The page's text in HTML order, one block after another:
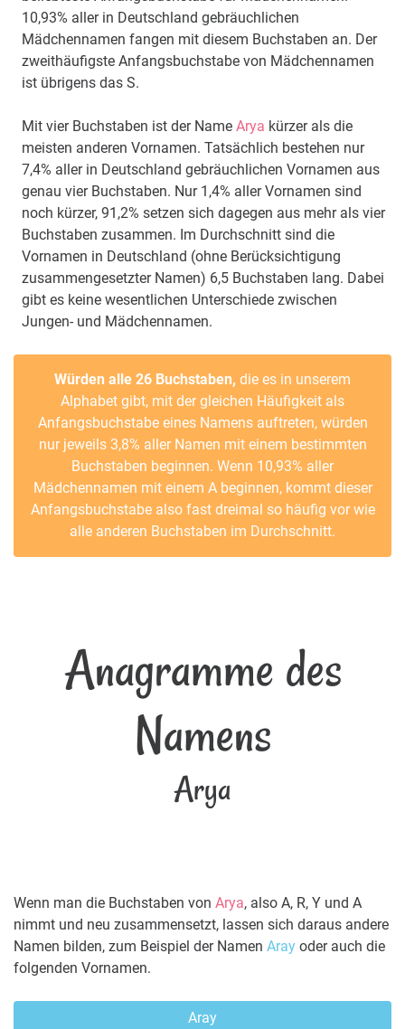
10,93% aller in Deutschland gebräuchlichen
Mädchennamen fangen mit diesem Buchstaben an. Der
zweithäufigste Anfangsbuchstabe von Mädchennamen
ist übrigens das S.
Mit vier Buchstaben ist der Name Arya kürzer als die
meisten anderen Vornamen. Tatsächlich bestehen nur
7,4% aller in Deutschland gebräuchlichen Vornamen aus
genau vier Buchstaben. Nur 1,4% aller Vornamen sind
noch kürzer, 91,2% setzen sich dagegen aus mehr als vier
Buchstaben zusammen. Im Durchschnitt sind die
Vornamen in Deutschland (ohne Berücksichtigung
zusammengesetzter Namen) 6,5 Buchstaben lang. Dabei
gibt es keine wesentlichen Unterschiede zwischen
Jungen- und Mädchennamen.
Würden alle 26 Buchstaben, die es in unserem
Alphabet gibt, mit der gleichen Häufigkeit als
Anfangsbuchstabe eines Namens auftreten, würden
nur jeweils 3,8% aller Namen mit einem bestimmten
Buchstaben beginnen. Wenn 10,93% aller
Mädchennamen mit einem A beginnen, kommt dieser
Anfangsbuchstabe also fast dreimal so häufig vor wie
alle anderen Buchstaben im Durchschnitt.
Anagramme des
Namens
Arya
Wenn man die Buchstaben von Arya, also A, R, Y und A
nimmt und neu zusammensetzt, lassen sich daraus andere
Namen bilden, zum Beispiel der Namen Aray oder auch die
folgenden Vornamen.
Aray